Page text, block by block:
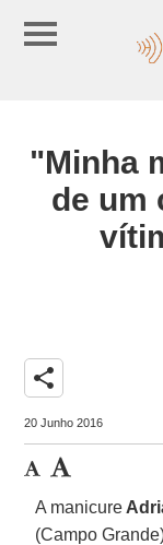
"Minha
de um
share
20 Junho 2016
A manicure
(Campo